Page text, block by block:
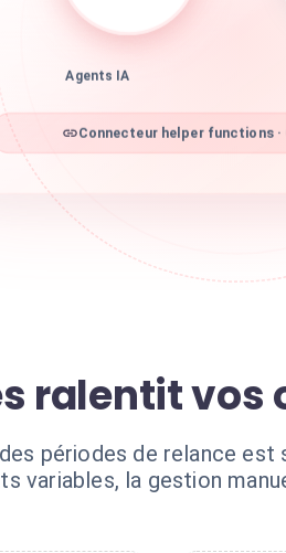
Agents IA
Connecteur helper functions ·
ralentit vos
périodes de relance est
variables, la gestion